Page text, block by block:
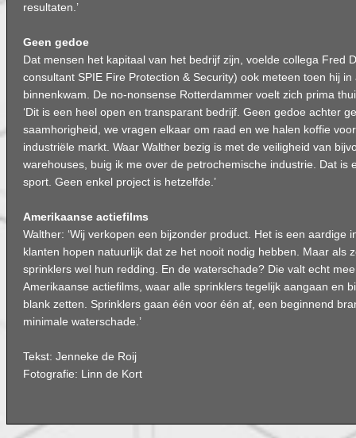
resultaten.’
Geen gedoe
Dat mensen het kapitaal van het bedrijf zijn, voelde collega Fred
consultant SPIE Fire Protection & Security) ook meteen toen hij
binnenkwam. De no-nonsense Rotterdammer voelt zich prima
‘Dit is een heel open en transparant bedrijf. Geen gedoe achter
saamhorigheid, we vragen elkaar om raad en we halen koffie
industriële markt. Waar Walther bezig is met de veiligheid van
warehouses, buig ik me over de petrochemische industrie. Dat is
sport. Geen enkel project is hetzelfde.’
Amerikaanse actiefilms
Walther: ‘Wij verkopen een bijzonder product. Het is een aardige
klanten hopen natuurlijk dat ze het nooit nodig hebben. Maar als
sprinklers wel hun redding. En de waterschade? Die valt echt
Amerikaanse actiefilms, waar alle sprinklers tegelijk aangaan en
blank zetten. Sprinklers gaan één voor één af, een beginnend
minimale waterschade.’
Tekst: Jenneke de Roij
Fotografie: Linn de Kort